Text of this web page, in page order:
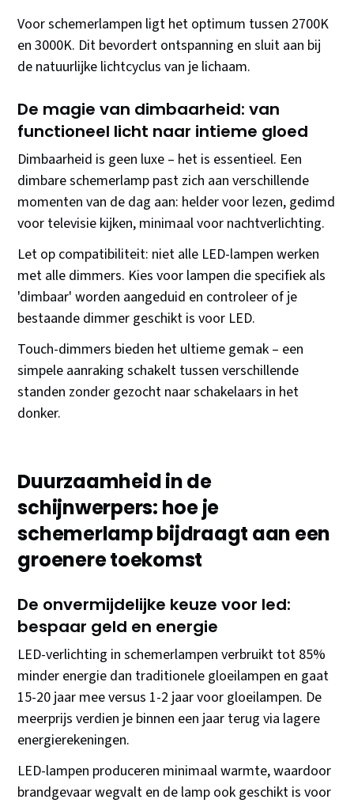
Voor schemerlampen ligt het optimum tussen 2700K
en 3000K. Dit bevordert ontspanning en sluit aan bij
de natuurlijke lichtcyclus van je lichaam.
De magie van dimbaarheid: van
functioneel licht naar intieme gloed
Dimbaarheid is geen luxe – het is essentieel. Een
dimbare schemerlamp past zich aan verschillende
momenten van de dag aan: helder voor lezen, gedimd
voor televisie kijken, minimaal voor nachtverlichting.
Let op compatibiliteit: niet alle LED-lampen werken
met alle dimmers. Kies voor lampen die specifiek als
'dimbaar' worden aangeduid en controleer of je
bestaande dimmer geschikt is voor LED.
Touch-dimmers bieden het ultieme gemak – een
simpele aanraking schakelt tussen verschillende
standen zonder gezocht naar schakelaars in het
donker.
Duurzaamheid in de
schijnwerpers: hoe je
schemerlamp bijdraagt aan een
groenere toekomst
De onvermijdelijke keuze voor led:
bespaar geld en energie
LED-verlichting in schemerlampen verbruikt tot 85%
minder energie dan traditionele gloeilampen en gaat
15-20 jaar mee versus 1-2 jaar voor gloeilampen. De
meerprijs verdien je binnen een jaar terug via lagere
energierekeningen.
LED-lampen produceren minimaal warmte, waardoor
brandgevaar wegvalt en de lamp ook geschikt is voor